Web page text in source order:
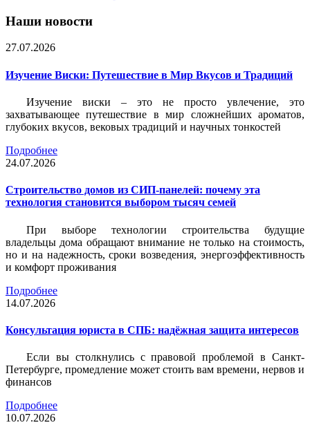
Наши новости
27.07.2026
Изучение Виски: Путешествие в Мир Вкусов и Традиций
Изучение виски – это не просто увлечение, это
захватывающее путешествие в мир сложнейших ароматов,
глубоких вкусов, вековых традиций и научных тонкостей
Подробнее
24.07.2026
Строительство домов из СИП-панелей: почему эта
технология становится выбором тысяч семей
При выборе технологии строительства будущие
владельцы дома обращают внимание не только на стоимость,
но и на надежность, сроки возведения, энергоэффективность
и комфорт проживания
Подробнее
14.07.2026
Консультация юриста в СПБ: надёжная защита интересов
Если вы столкнулись с правовой проблемой в Санкт-
Петербурге, промедление может стоить вам времени, нервов и
финансов
Подробнее
10.07.2026